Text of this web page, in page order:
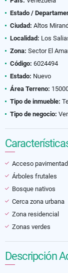
Estado /
Ciudad: Altos
Localidad: Los
Zona: Sector El
Código: 6024494
Estado: Nuevo
Área Terreno:
Tipo de inmueble:
Tipo de negocio:
Acceso
Árboles frutales
Bosque nativos
Cerca zona urbana
Zona residencial
Zonas verdes
Descripción